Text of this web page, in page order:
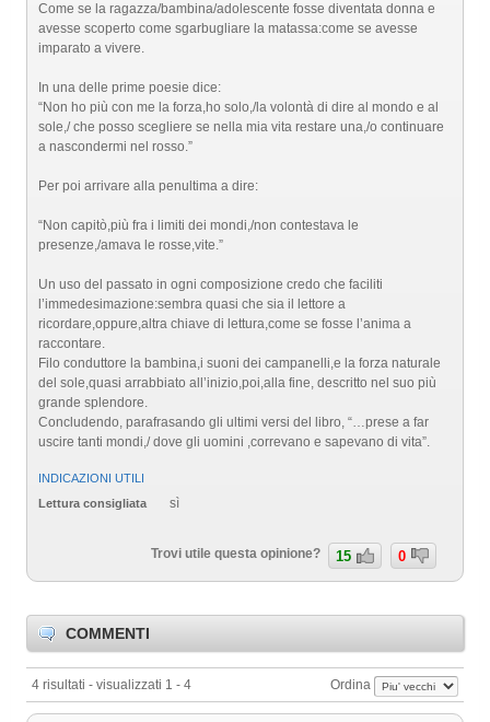
Come se la ragazza/bambina/adolescente fosse diventata donna e
avesse scoperto come sgarbugliare la matassa:come se avesse
imparato a vivere.
In una delle prime poesie dice:
“Non ho più con me la forza,ho solo,/la volontà di dire al mondo e al
sole,/ che posso scegliere se nella mia vita restare una,/o continuare
a nascondermi nel rosso.”
Per poi arrivare alla penultima a dire:
“Non capitò,più fra i limiti dei mondi,/non contestava le
presenze,/amava le rosse,vite.”
Un uso del passato in ogni composizione credo che faciliti
l’immedesimazione:sembra quasi che sia il lettore a
ricordare,oppure,altra chiave di lettura,come se fosse l’anima a
raccontare.
Filo conduttore la bambina,i suoni dei campanelli,e la forza naturale
del sole,quasi arrabbiato all’inizio,poi,alla fine, descritto nel suo più
grande splendore.
Concludendo, parafrasando gli ultimi versi del libro, “…prese a far
uscire tanti mondi,/ dove gli uomini ,correvano e sapevano di vita”.
INDICAZIONI UTILI
Lettura consigliata
sì
Trovi utile questa opinione? 15 0
COMMENTI
4 risultati - visualizzati 1 - 4 Ordina